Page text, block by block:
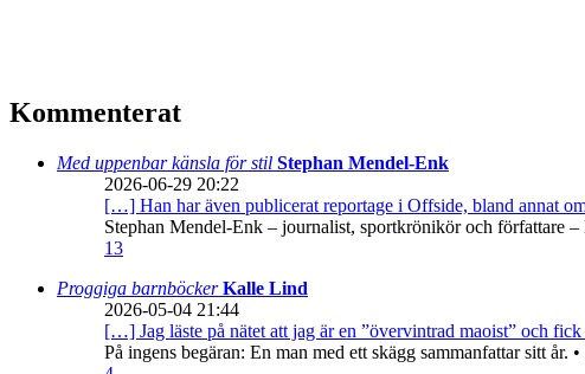
Kommenterat
Med uppenbar känsla för stil Stephan Mendel-Enk
2026-06-29 20:22
[…] Han har även publicerat reportage i Offside, bland annat
Stephan Mendel-Enk – journalist, sportkrönikör och författare –
13
Proggiga barnböckerKalle Lind
2026-05-04 21:44
[…] Jag läste på nätet att jag är en ”övervintrad maoist” och
På ingens begäran: En man med ett skägg sammanfattar sitt år.